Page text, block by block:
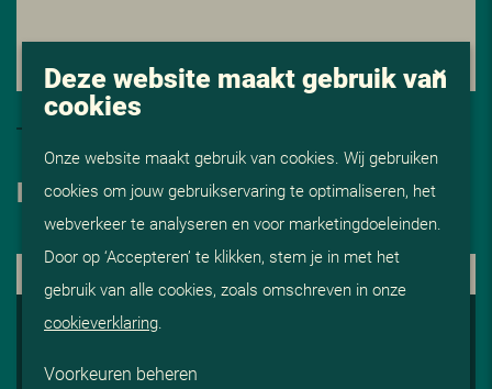
HOE NU VERDER
2. ADVISERING EN AFSTEMMING
Deze website maakt gebruik van
cookies
Onze website maakt gebruik van cookies. Wij gebruiken
cookies om jouw gebruikservaring te optimaliseren, het
webverkeer te analyseren en voor marketingdoeleinden.
Door op ‘Accepteren’ te klikken, stem je in met het
gebruik van alle cookies, zoals omschreven in onze
cookieverklaring
Voorkeuren beheren